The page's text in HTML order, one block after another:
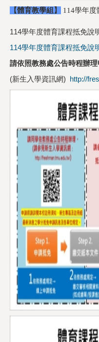
【體育教學組】 114學年度
114學年度體育課程抵免說
114學年度體育課程抵免說
請依照教務處公告時程辦理
(新生入學資訊網) http://